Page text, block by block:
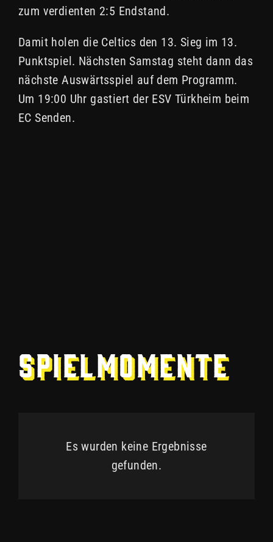
zum verdienten 2:5 Endstand.
Damit holen die Celtics den 13. Sieg im 13.
Punktspiel. Nächsten Samstag steht dann das
nächste Auswärtsspiel auf dem Programm.
Um 19:00 Uhr gastiert der ESV Türkheim beim
EC Senden.
Spielmomente
Es wurden keine Ergebnisse
gefunden.